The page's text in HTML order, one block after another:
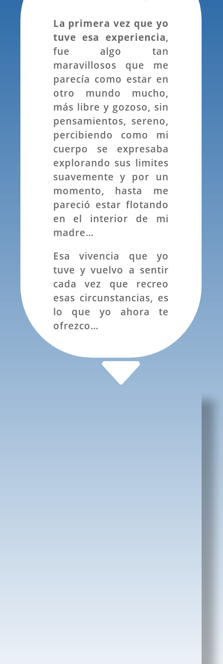
La primera vez que yo
tuve esa experiencia,
fue algo tan
maravillosos que me
parecía como estar en
otro mundo mucho,
más libre y gozoso, sin
pensamientos, sereno,
percibiendo como mi
cuerpo se expresaba
explorando sus limites
suavemente y por un
momento, hasta me
pareció estar flotando
en el interior de mi
madre…
Esa vivencia que yo
tuve y vuelvo a sentir
cada vez que recreo
esas circunstancias, es
lo que yo ahora te
ofrezco…
C